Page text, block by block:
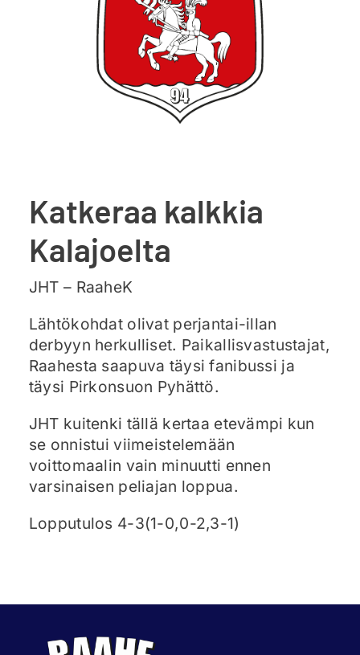
Ajankohtaista
Katkeraa kalkkia
Kalajoelta
JHT – RaaheK
Lähtökohdat olivat perjantai-illan
derbyyn herkulliset. Paikallisvastustajat,
Raahesta saapuva täysi fanibussi ja
täysi Pirkonsuon Pyhättö.
JHT kuitenki tällä kertaa etevämpi kun
se onnistui viimeistelemään
voittomaalin vain minuutti ennen
varsinaisen peliajan loppua.
Lopputulos 4-3(1-0,0-2,3-1)